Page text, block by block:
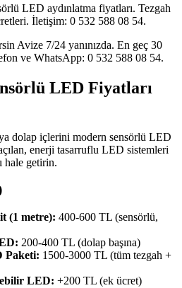
LED aydınlatma fiyatları. Tezgah
İletişim: 0 532 588 08 54.
Avize 7/24 yanınızda. En geç 30
ve WhatsApp: 0 532 588 08 54.
LED Fiyatları
dolap içlerini modern sensörlü LED
enerji tasarruflu LED sistemleri
hale getirin.
(1 metre): 400-600 TL (sensörlü,
200-400 TL (dolap başına)
Paketi: 1500-3000 TL (tüm tezgah +
LED: +200 TL (ek ücret)